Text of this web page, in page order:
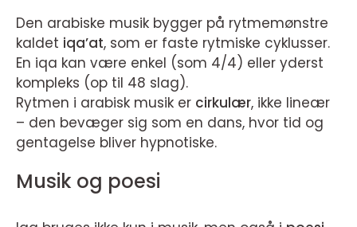
Den arabiske musik bygger på rytmemønstre
kaldet iqa’at, som er faste rytmiske cyklusser.
En iqa kan være enkel (som 4/4) eller yderst
kompleks (op til 48 slag).
Rytmen i arabisk musik er cirkulær, ikke lineær
– den bevæger sig som en dans, hvor tid og
gentagelse bliver hypnotiske.
Musik og poesi